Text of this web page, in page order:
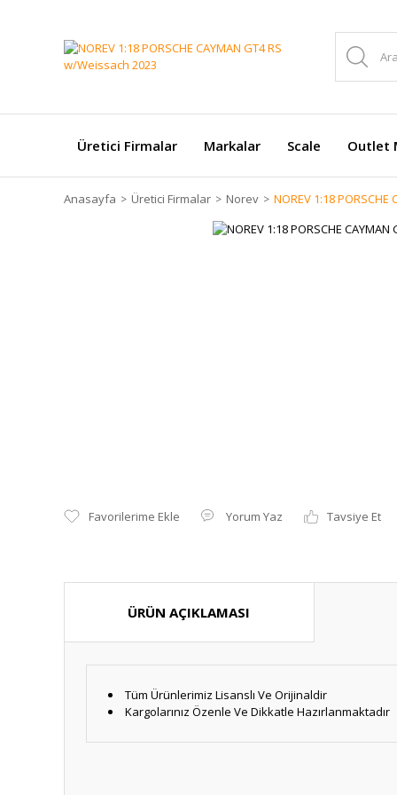
Üretici Firmalar Markalar Scale Outlet
Anasayfa Üretici Firmalar Norev NOREV 1:18
Yorum Yaz Tavsiye Et
ÜRÜN AÇIKLAMASI
Tüm Ürünlerimiz Lisanslı Ve Orijinaldir
Kargolarınız Özenle Ve Dikkatle Hazırlanmaktadır